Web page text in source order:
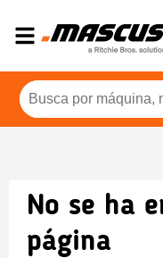
No se ha
página